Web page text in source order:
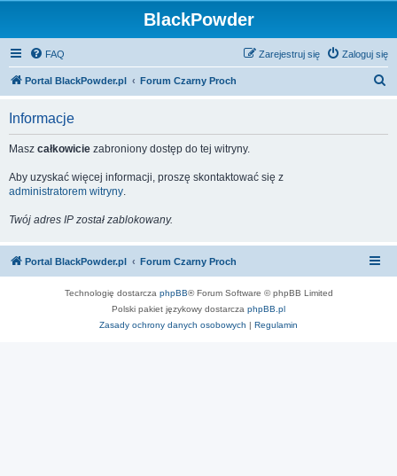
BlackPowder
FAQ Zaloguj się
Zarejestruj się
Portal BlackPowder.pl Forum Czarny Proch
Informacje
Masz całkowicie zabroniony dostęp do tej witryny.
Aby uzyskać więcej informacji, proszę skontaktować się z
administratorem witryny.
Twój adres IP został zablokowany.
Portal BlackPowder.pl Forum Czarny Proch
Technologię dostarcza phpBB® Forum Software © phpBB Limited
Polski pakiet językowy dostarcza phpBB.pl
Zasady ochrony danych osobowych | Regulamin